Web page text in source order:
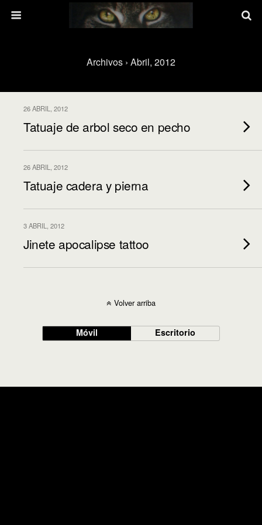
Archivos › Abril, 2012
26 ABRIL, 2012
Tatuaje de arbol seco en pecho
26 ABRIL, 2012
Tatuaje cadera y pierna
3 ABRIL, 2012
Jinete apocalipse tattoo
Volver arriba
Móvil Escritorio